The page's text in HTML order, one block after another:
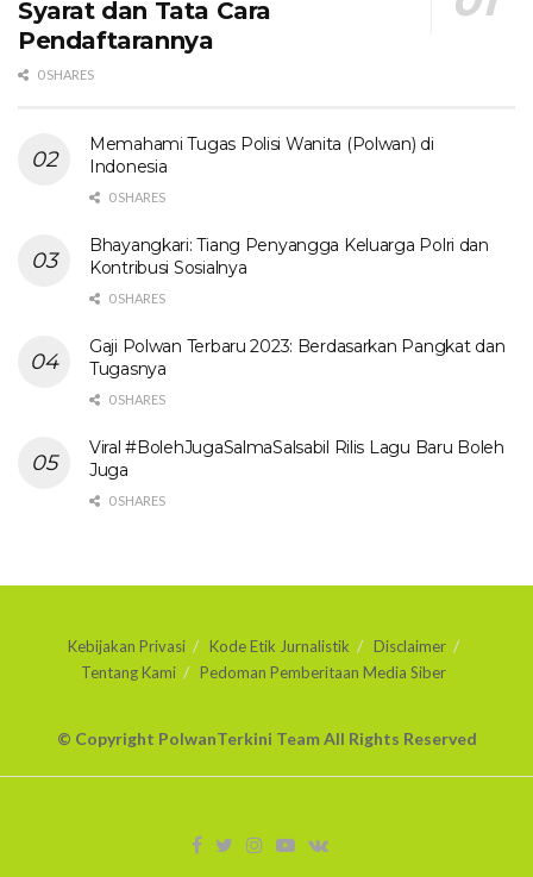
Syarat dan Tata Cara
Pendaftarannya
0 SHARES
Memahami Tugas Polisi Wanita (Polwan) di
Indonesia
0 SHARES
Bhayangkari: Tiang Penyangga Keluarga Polri dan
Kontribusi Sosialnya
0 SHARES
Gaji Polwan Terbaru 2023: Berdasarkan Pangkat dan
Tugasnya
0 SHARES
Viral #BolehJugaSalmaSalsabil Rilis Lagu Baru Boleh
Juga
0 SHARES
Kebijakan Privasi Kode Etik Jurnalistik
Disclaimer
Tentang Kami
Pedoman Pemberitaan Media Siber
© Copyright PolwanTerkini Team All Rights Reserved